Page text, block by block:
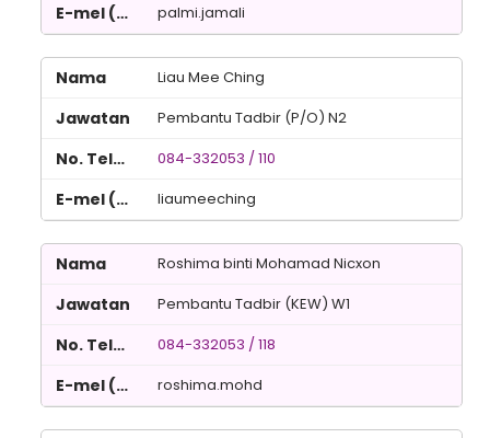
palmi.jamali
Liau Mee Ching
Pembantu Tadbir (P/O) N2
084-332053 / 110
liaumeeching
Roshima binti Mohamad Nicxon
Pembantu Tadbir (KEW) W1
084-332053 / 118
roshima.mohd